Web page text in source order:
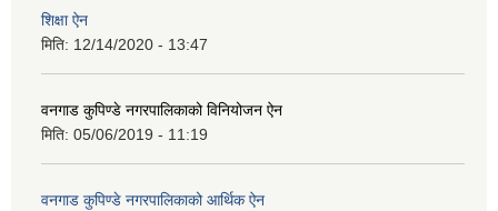
शिक्षा ऐन
मिति: 12/14/2020 - 13:47
वनगाड कुपिण्डे नगरपालिकाको विनियोजन ऐन
मिति: 05/06/2019 - 11:19
वनगाड कुपिण्डे नगरपालिकाको आर्थिक ऐन